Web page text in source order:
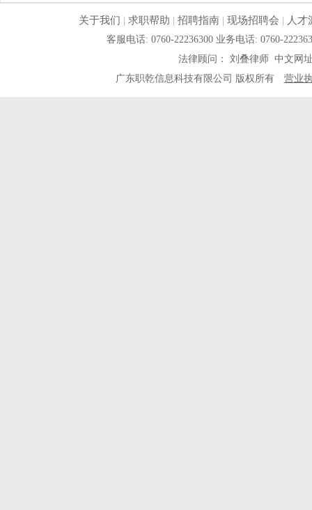
关于我们 | 求职帮助 | 招聘指南| 现场招聘会 | 人才
客服电话: 0760-22236300 业务电话: 0760-
法律顾问： 刘叠律师 中文网
广东职乾信息科技有限公司 版权所有
营业